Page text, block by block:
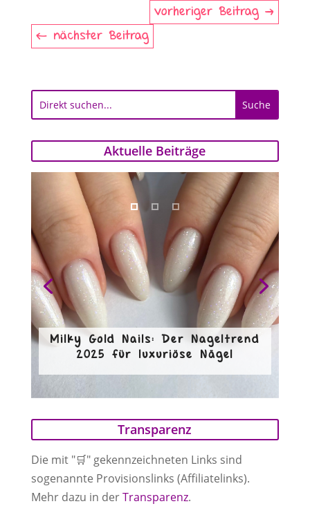
vorheriger Beitrag
nächster Beitrag
Aktuelle Beiträge
Milky Gold Nails: Der Nageltrend
2025 für luxuriöse Nägel
Transparenz
Die mit "🛒" gekennzeichneten Links sind
sogenannte Provisionslinks (Affiliatelinks).
Mehr dazu in derTransparenz.